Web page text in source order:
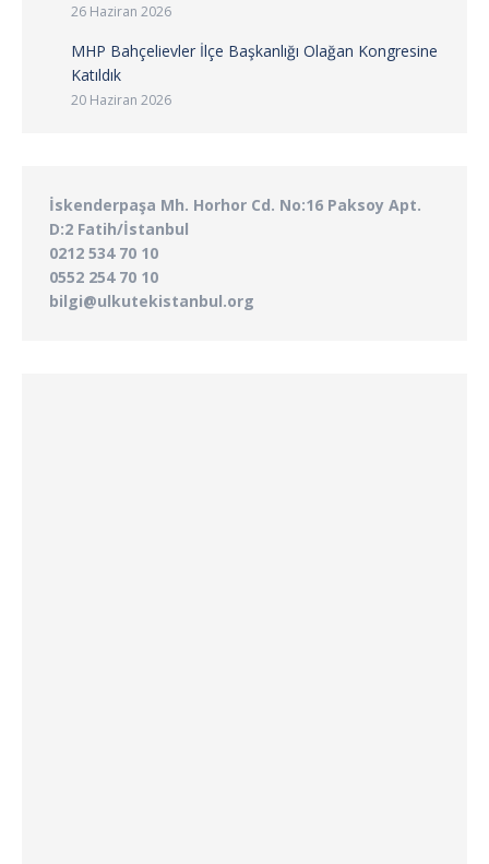
26 Haziran 2026
MHP Bahçelievler İlçe Başkanlığı Olağan Kongresine
Katıldık
20 Haziran 2026
İskenderpaşa Mh. Horhor Cd. No:16 Paksoy Apt.
D:2 Fatih/İstanbul
0212 534 70 10
0552 254 70 10
bilgi@ulkutekistanbul.org